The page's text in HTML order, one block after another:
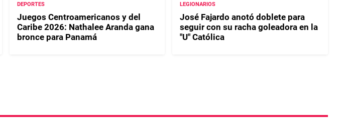
DEPORTES
Juegos Centroamericanos y del
Caribe 2026: Nathalee Aranda gana
bronce para Panamá
LEGIONARIOS
José Fajardo anotó doblete para
seguir con su racha goleadora en la
"U" Católica